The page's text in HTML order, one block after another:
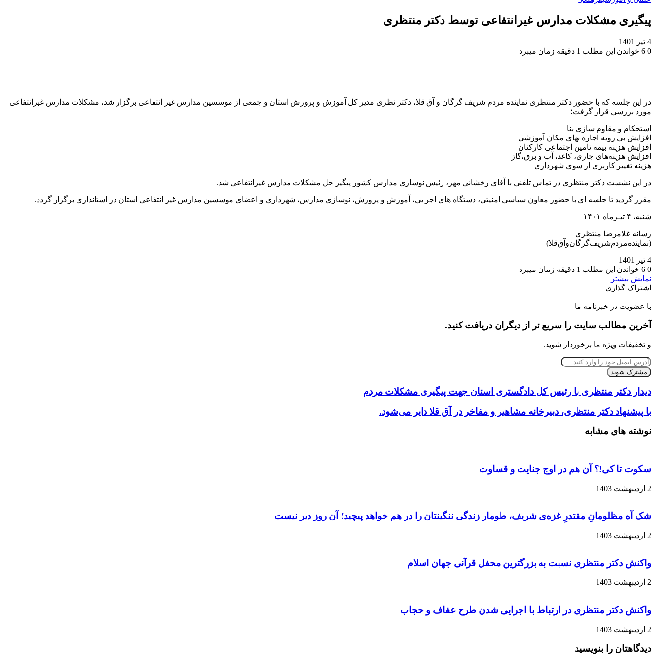
پیگیری مشکلات مدارس غیرانتفاعی توسط دکتر منتظری
4 تیر 1401
0
خواندن این مطلب 1 دقیقه زمان میبرد
در این جلسه که با حضور دکتر منتظری نماینده مردم شریف گرگان و آق قلا، دکتر نظری مدیر کل آموزش و پرورش استان و جمعی از موسسین مدارس غیر انتفاعی برگزار شد، مشکلات مدارس غیرانتفاعی
مورد بررسی قرار گرفت؛
استحکام و مقاوم سازی بنا
افزایش بی رویه اجاره بهای مکان آموزشی
افزایش هزینه بیمه تامین اجتماعی کارکنان
افزایش هزینه‌های جاری، کاغذ، آب و برق،گاز
هزینه تغییر کاربری از سوی شهرداری
در این نشست دکتر منتظری در تماس تلفنی با آقای رخشانی مهر، رئیس نوسازی مدارس کشور پیگیر حل مشکلات مدارس غیرانتفاعی شد.
مقرر گردید تا جلسه ای با حضور معاون سیاسی امنیتی، دستگاه های اجرایی، آموزش و پرورش، نوسازی مدارس، شهرداری و اعضای موسسین مدارس غیر انتفاعی استان در استانداری برگزار گردد.
شنبه، ۴ تیـرماه ۱۴۰۱
رسانه غلامرضا منتظری
(نماینده‌مردم‌شریف‌گرگان‌و‌آق‌قلا)
4 تیر 1401
0
خواندن این مطلب 1 دقیقه زمان میبرد
نمایش بیشتر
اشتراک گذاری
بوک
آپ
گذاری
طریق
ایمیل
با عضویت در خبرنامه ما
آخرین مطالب سایت را سریع تر از دیگران دریافت کنید.
و تخفیفات ویژه ما برخوردار شوید.
آدرس
ایمیل
خود
را
وارد
کنید
دیدار دکتر منتظری با رئیس کل دادگستری استان جهت پیگیری مشکلات مردم
با پیشنهاد دکتر منتظری، دبیرخانه مشاهیر و مفاخر در آق قلا دایر می‌شود.
نوشته های مشابه
سکوت تا کی!؟ آن هم در اوج جنایت و قساوت
2 اردیبهشت 1403
شک آه مظلومانِ مقتدرِ غزه‌ی شریف، طومار زندگی ننگینتان را در هم خواهد پیچید؛ آن روز دیر نیست
2 اردیبهشت 1403
واکنش دکتر منتظری نسبت به بزرگترین محفل قرآنی جهان اسلام
2 اردیبهشت 1403
واکنش دکتر منتظری در ارتباط با اجرایی شدن طرح عفاف و حجاب
2 اردیبهشت 1403
دیدگاهتان را بنویسید